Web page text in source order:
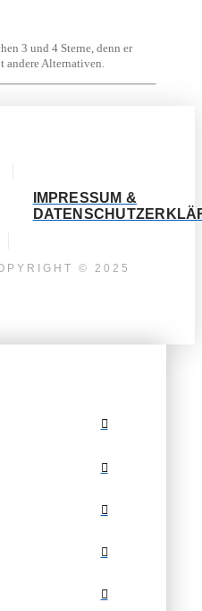
3 und 4 Sterne, denn er
andere Alternativen.
IMPRESSUM &
© 2025